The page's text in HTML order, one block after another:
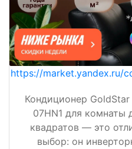
https://market.yandex.ru/
Кондиционер GoldStar
07HN1 для комнаты
квадратов — это
выбор: он